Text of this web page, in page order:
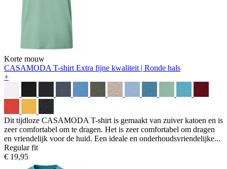
Korte mouw
CASAMODA T-shirt Extra fijne kwaliteit | Ronde hals
+
Dit tijdloze CASAMODA T-shirt is gemaakt van zuiver katoen en is
zeer comfortabel om te dragen. Het is zeer comfortabel om dragen
en vriendelijk voor de huid. Een ideale en onderhoudsvriendelijke...
Regular fit
€ 19,95